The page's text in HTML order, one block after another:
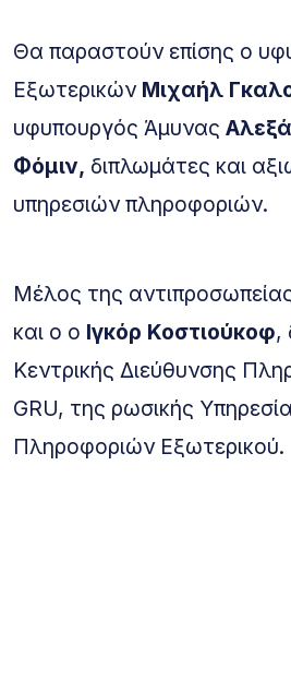
Θα παραστούν επίσης ο
Εξωτερικών Μιχαήλ
υφυπουργός Άμυνας
Φόμιν, διπλωμάτες και
υπηρεσιών πληροφοριών.
Μέλος της αντιπροσωπείας
και ο ο Ιγκόρ Κοστιούκοφ,
Κεντρικής Διεύθυνσης
GRU, της ρωσικής
Πληροφοριών Εξωτερικού.